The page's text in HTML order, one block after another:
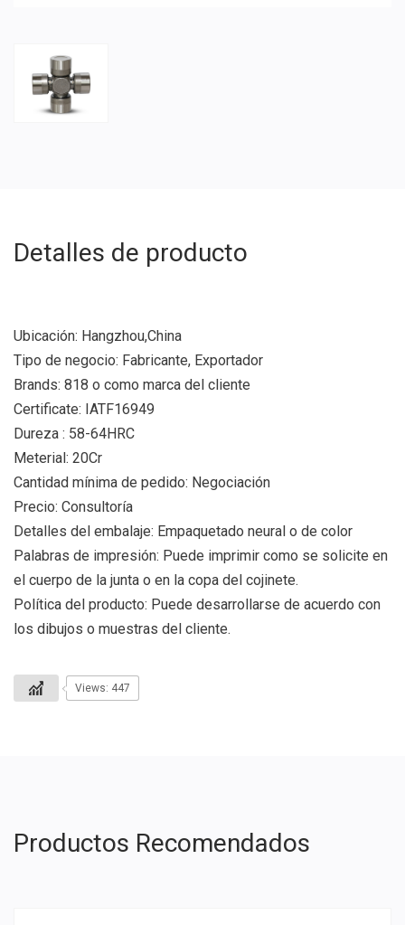
Detalles de producto
Ubicación: Hangzhou,China
Tipo de negocio: Fabricante, Exportador
Brands: 818 o como marca del cliente
Certificate: IATF16949
Dureza : 58-64HRC
Meterial: 20Cr
Cantidad mínima de pedido: Negociación
Precio: Consultoría
Detalles del embalaje: Empaquetado neural o de color
Palabras de impresión: Puede imprimir como se solicite en
el cuerpo de la junta o en la copa del cojinete.
Política del producto: Puede desarrollarse de acuerdo con
los dibujos o muestras del cliente.
Views: 447
Productos Recomendados